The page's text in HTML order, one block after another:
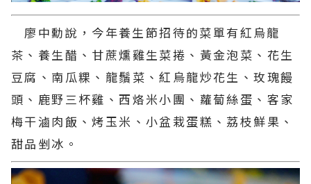
廖中勳說，今年養生節招待的菜單有紅烏龍
茶、養生醋、甘蔗燻雞生菜捲、黃金泡菜、花生
豆腐、南瓜粿、龍鬚菜、紅烏龍炒花生、玫瑰饅
頭、鹿野三杯雞、西烙米小團、蘿蔔絲蛋、客家
梅干滷肉飯、烤玉米、小盆栽蛋糕、荔枝鮮果、
甜品剉冰。